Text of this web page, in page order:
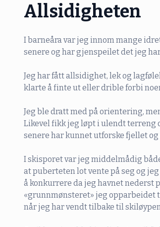
Allsidigheten
I barneåra var jeg innom mange
senere og har gjenspeilet det jeg
Jeg har fått allsidighet, lek og
klarte å finte ut eller drible forbi
Jeg ble dratt med på orientering,
Likevel fikk jeg løpt i ulendt terreng
senere har kunnet utforske fjellet
I skisporet var jeg middelmådig
at puberteten lot vente på seg og
å konkurrere da jeg havnet nederst
«grunnmønsteret» jeg opparbeidet
når jeg har vendt tilbake til